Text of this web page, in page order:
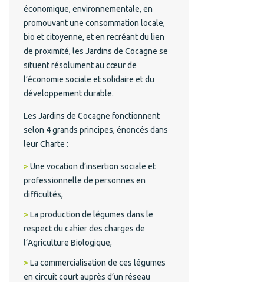
économique, environnementale, en
promouvant une consommation locale,
bio et citoyenne, et en recréant du lien
de proximité, les Jardins de Cocagne se
situent résolument au cœur de
l’économie sociale et solidaire et du
développement durable.
Les Jardins de Cocagne fonctionnent
selon 4 grands principes, énoncés dans
leur Charte :
Une vocation d’insertion sociale et
professionnelle de personnes en
difficultés,
La production de légumes dans le
respect du cahier des charges de
l’Agriculture Biologique,
La commercialisation de ces légumes
en circuit court auprès d’un réseau